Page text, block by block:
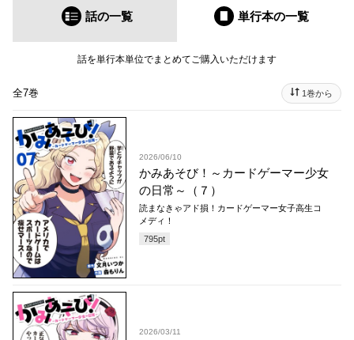
話の一覧 単行本の一覧
話を単行本単位でまとめてご購入いただけます
全7巻 1巻から
2026/06/10
かみあそび！～カードゲーマー少女
の日常～（７）
読まなきゃアド損！カードゲーマー女子高生コ
メディ！
795pt
2026/03/11